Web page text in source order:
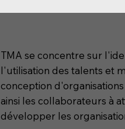
TMA se concentre sur
l'utilisation des talents et
conception
ainsi les collaborateurs à
développer les